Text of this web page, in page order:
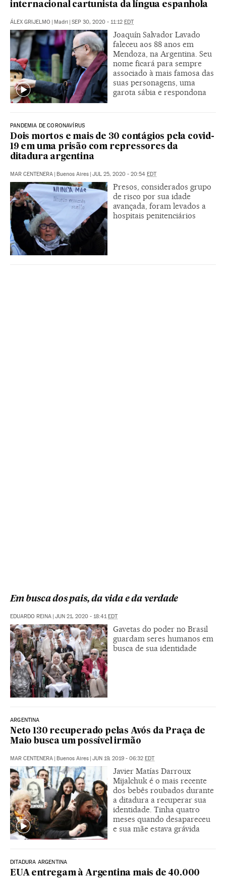
internacional cartunista da língua espanhola
ÁLEX GRIJELMO Madri SEP 30, 2020 - 11:12 EDT
Joaquín Salvador Lavado
faleceu aos 88 anos em
Mendoza, na Argentina. Seu
nome ficará para sempre
associado à mais famosa das
suas personagens, uma
garota sábia e respondona
PANDEMIA DE CORONAVÍRUS
Dois mortos e mais de 30 contágios pela covid-
19 em uma prisão com repressores da
ditadura argentina
MAR CENTENERA | Buenos Aires | JUL 25, 2020 - 20:54 EDT
Presos, considerados grupo
de risco por sua idade
avançada, foram levados a
hospitais penitenciários
Em busca dos pais, da vida e da verdade
EDUARDO REINA | JUN 21, 2020 - 18:41EDT
Gavetas do poder no Brasil
guardam seres humanos em
busca de sua identidade
ARGENTINA
Neto 130 recuperado pelas Avós da Praça de
Maio busca um possível irmão
MAR CENTENERA | Buenos Aires | JUN 19, 2019 - 06:32 EDT
Javier Matías Darroux
Mijalchuk é o mais recente
dos bebês roubados durante
a ditadura a recuperar sua
identidade. Tinha quatro
meses quando desapareceu
e sua mãe estava grávida
DITADURA ARGENTINA
EUA entregam à Argentina mais de 40.000